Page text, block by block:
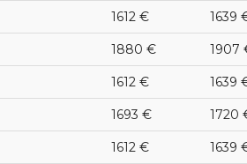
1612 € 1639
1880 € 1907
1612 € 1639
1693 € 1720
1612 € 1639